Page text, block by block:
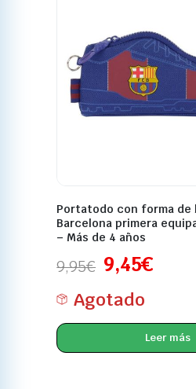
Portatodo con forma de
Barcelona primera
– Más de 4 años
9,95€ 9,45€
Agotado
Leer más